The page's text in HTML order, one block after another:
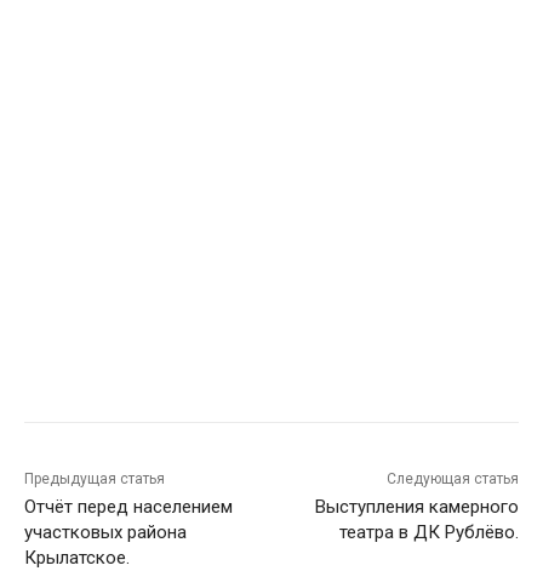
Предыдущая статья
Отчёт перед населением
участковых района
Крылатское.
Следующая статья
Выступления камерного
театра в ДК Рублёво.